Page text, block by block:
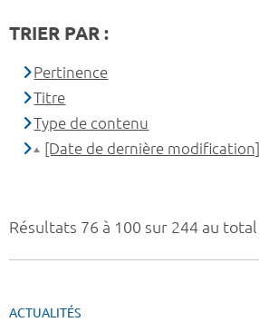
Résultats 76 à 100 sur 244 au total
ACTUALITÉS
TRIER PAR :
Pertinence
Titre
Type de contenu
[Date de dernière modification]